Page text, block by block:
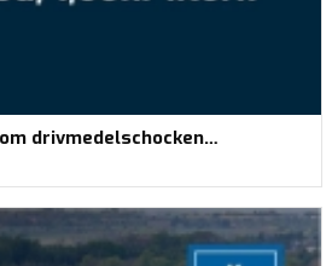
drivmedelschocken…